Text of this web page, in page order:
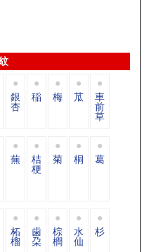
銀
杏
稲 梅 苽 車
前
草
蕪 桔
梗
菊 桐 葛
柘
榴
歯
朶
棕
櫚
水
仙
杉